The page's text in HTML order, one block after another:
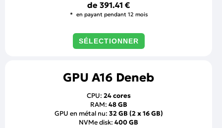
de 391.41 €
en payant pendant 12 mois
SÉLECTIONNER
GPU A16 Deneb
CPU: 24 cores
RAM: 48 GB
GPU en métal nu: 32 GB (2 x 16 GB)
NVMe disk: 400 GB